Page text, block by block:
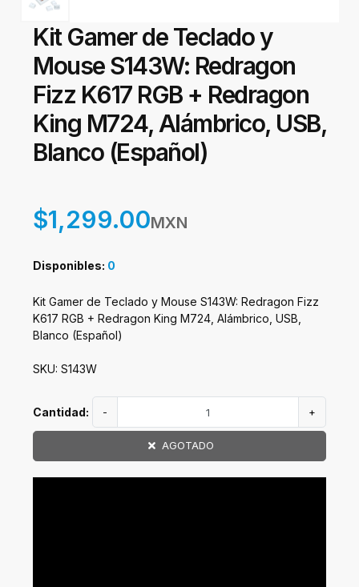
Kit Gamer de Teclado y
Mouse S143W: Redragon
Fizz K617 RGB + Redragon
King M724, Alámbrico, USB,
Blanco (Español)
$1,299.00MXN
Disponibles: 0
Kit Gamer de Teclado y Mouse S143W: Redragon Fizz
K617 RGB + Redragon King M724, Alámbrico, USB,
Blanco (Español)
SKU: S143W
Cantidad: - +
AGOTADO